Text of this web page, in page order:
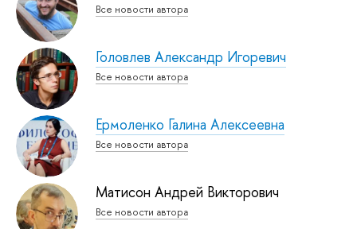
Все новости автора
Головлев Александр Игоревич
Все новости автора
Ермоленко Галина Алексеевна
Все новости автора
Матисон Андрей Викторович
Все новости автора